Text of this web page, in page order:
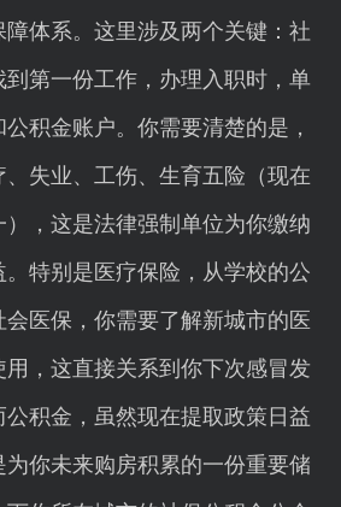
体系。这里涉及两个关键：社
第一份工作，办理入职时，单
积金账户。你需要清楚的是，
失业、工伤、生育五险（现在
，这是法律强制单位为你缴纳
特别是医疗保险，从学校的公
医保，你需要了解新城市的医
，这直接关系到你下次感冒发
积金，虽然现在提取政策日益
你未来购房积累的一份重要储